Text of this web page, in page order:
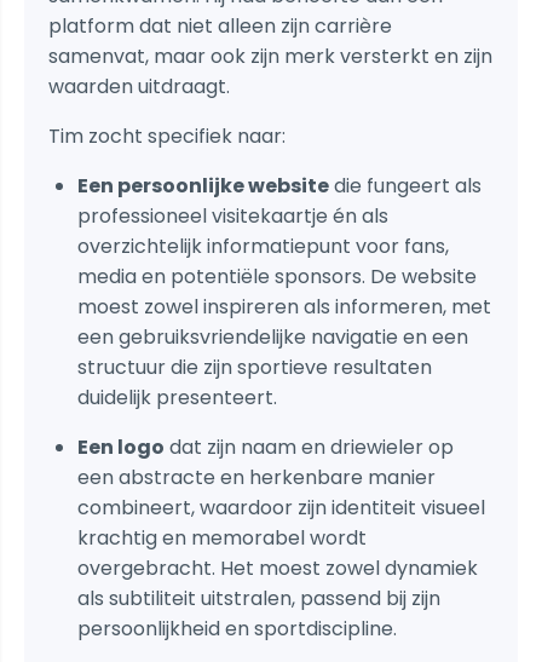
platform dat niet alleen zijn carrière
samenvat, maar ook zijn merk versterkt en zijn
waarden uitdraagt.
Tim zocht specifiek naar:
Een persoonlijke websitedie fungeert als
professioneel visitekaartje én als
overzichtelijk informatiepunt voor fans,
media en potentiële sponsors. De website
moest zowel inspireren als informeren, met
een gebruiksvriendelijke navigatie en een
structuur die zijn sportieve resultaten
duidelijk presenteert.
Een logo dat zijn naam en driewieler op
een abstracte en herkenbare manier
combineert, waardoor zijn identiteit visueel
krachtig en memorabel wordt
overgebracht. Het moest zowel dynamiek
als subtiliteit uitstralen, passend bij zijn
persoonlijkheid en sportdiscipline.